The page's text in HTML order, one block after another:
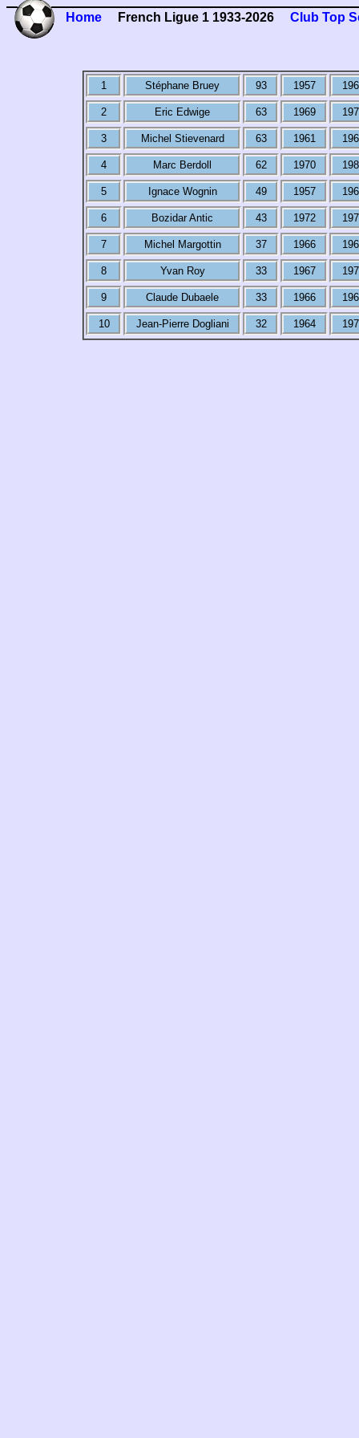
Home French Ligue 1 1933-2026 Club Top
1 Stéphane Bruey 93 1957
2 Eric Edwige 63 1969
3 Michel Stievenard 63 1961
4 Marc Berdoll 62 1970
5 Ignace Wognin 49 1957
6 Bozidar Antic 43 1972
7 Michel Margottin 37 1966
8 Yvan Roy 33 1967
9 Claude Dubaele 33 1966
10 Jean-Pierre Dogliani 32 1964